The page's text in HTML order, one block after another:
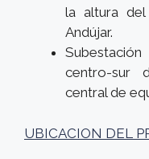
la altura
Andújar.
centro-sur
central de
UBICACION DEL